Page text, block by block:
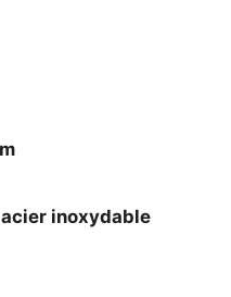
inoxydable